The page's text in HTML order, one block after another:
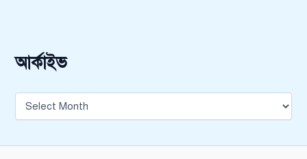
আর্কাইভ